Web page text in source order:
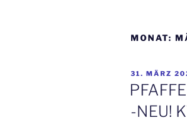
MONAT:
AM
31. MÄRZ
-NEU!